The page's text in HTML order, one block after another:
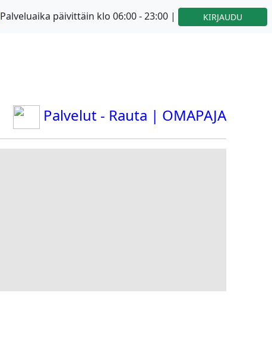
Palveluaika päivittäin klo 06:00 - 23:00 | KIRJAUDU
Palvelut - Rauta | OMAPAJA